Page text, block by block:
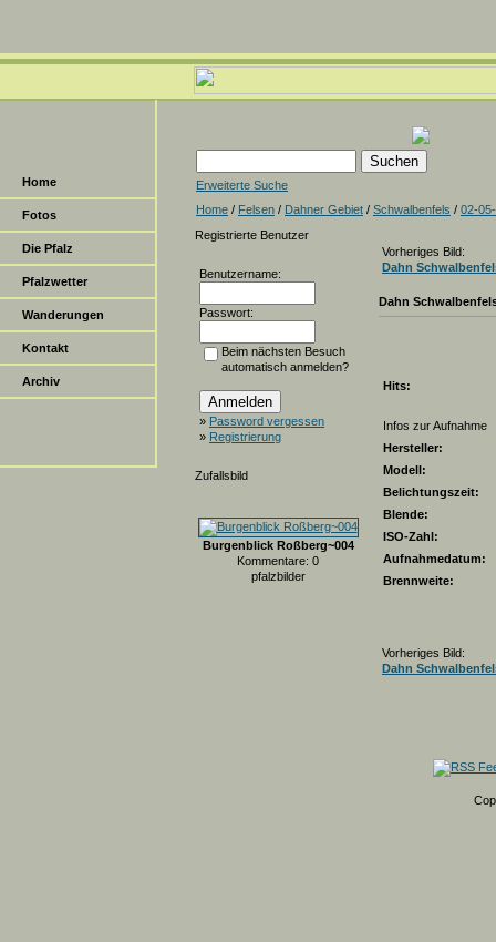
Home
Fotos
Die Pfalz
Pfalzwetter
Wanderungen
Kontakt
Archiv
Erweiterte Suche
Home / Felsen / Dahner Gebiet / Schwalbenfels / 02-
Registrierte Benutzer
Benutzername:
Passwort:
Beim nächsten Besuch
automatisch anmelden?
» Password vergessen
» Registrierung
Zufallsbild
Burgenblick Roßberg~004
Kommentare: 0
pfalzbilder
Vorheriges Bild:
Dahn
Dahn
Hits:
Infos zur Aufnahme
Hersteller:
Modell:
Belichtungszeit:
Blende:
ISO-Zahl:
Aufnahmedatum:
Brennweite:
Vorheriges Bild:
Dahn